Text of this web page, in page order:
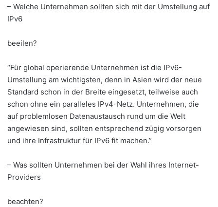
– Welche Unternehmen sollten sich mit der Umstellung auf
IPv6
beeilen?
“Für global operierende Unternehmen ist die IPv6-
Umstellung am wichtigsten, denn in Asien wird der neue
Standard schon in der Breite eingesetzt, teilweise auch
schon ohne ein paralleles IPv4-Netz. Unternehmen, die
auf problemlosen Datenaustausch rund um die Welt
angewiesen sind, sollten entsprechend zügig vorsorgen
und ihre Infrastruktur für IPv6 fit machen.”
– Was sollten Unternehmen bei der Wahl ihres Internet-
Providers
beachten?